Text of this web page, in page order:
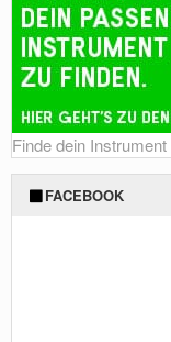
Finde dein Instrument
FACEBOOK